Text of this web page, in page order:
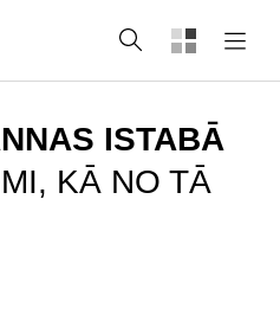
Meklēt
ISTABĀ
KĀ NO TĀ